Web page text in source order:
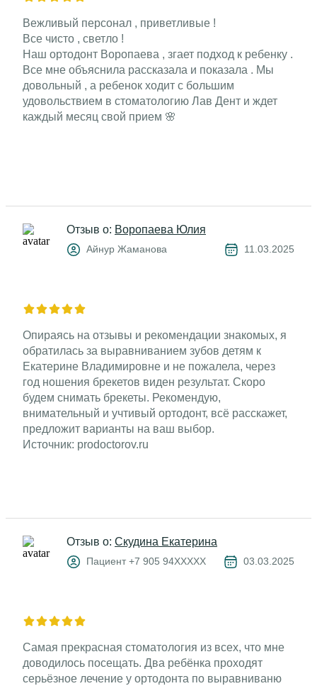
Вежливый персонал , приветливые !
Все чисто , светло !
Наш ортодонт Воропаева , згает подход к ребенку .
Все мне объяснила рассказала и показала . Мы
довольный , а ребенок ходит с большим
удовольствием в стоматологию Лав Дент и ждет
каждый месяц свой прием 🌸
Отзыв о: Воропаева Юлия
Айнур Жаманова 11.03.2025
Опираясь на отзывы и рекомендации знакомых, я
обратилась за выравниванием зубов детям к
Екатерине Владимировне и не пожалела, через
год ношения брекетов виден результат. Скоро
будем снимать брекеты​. Рекомендую,
внимательный и учтивый ортодонт, всё расскажет,
предложит варианты на ваш выбор.
Источник: prodoctorov.ru
Отзыв о: Скудина Екатерина
Пациент +7 905 94XXXXX 03.03.2025
Самая прекрасная стоматология из всех, что мне
доводилось посещать. Два ребёнка проходят
серьёзное лечение у ортодонта по выравниваню